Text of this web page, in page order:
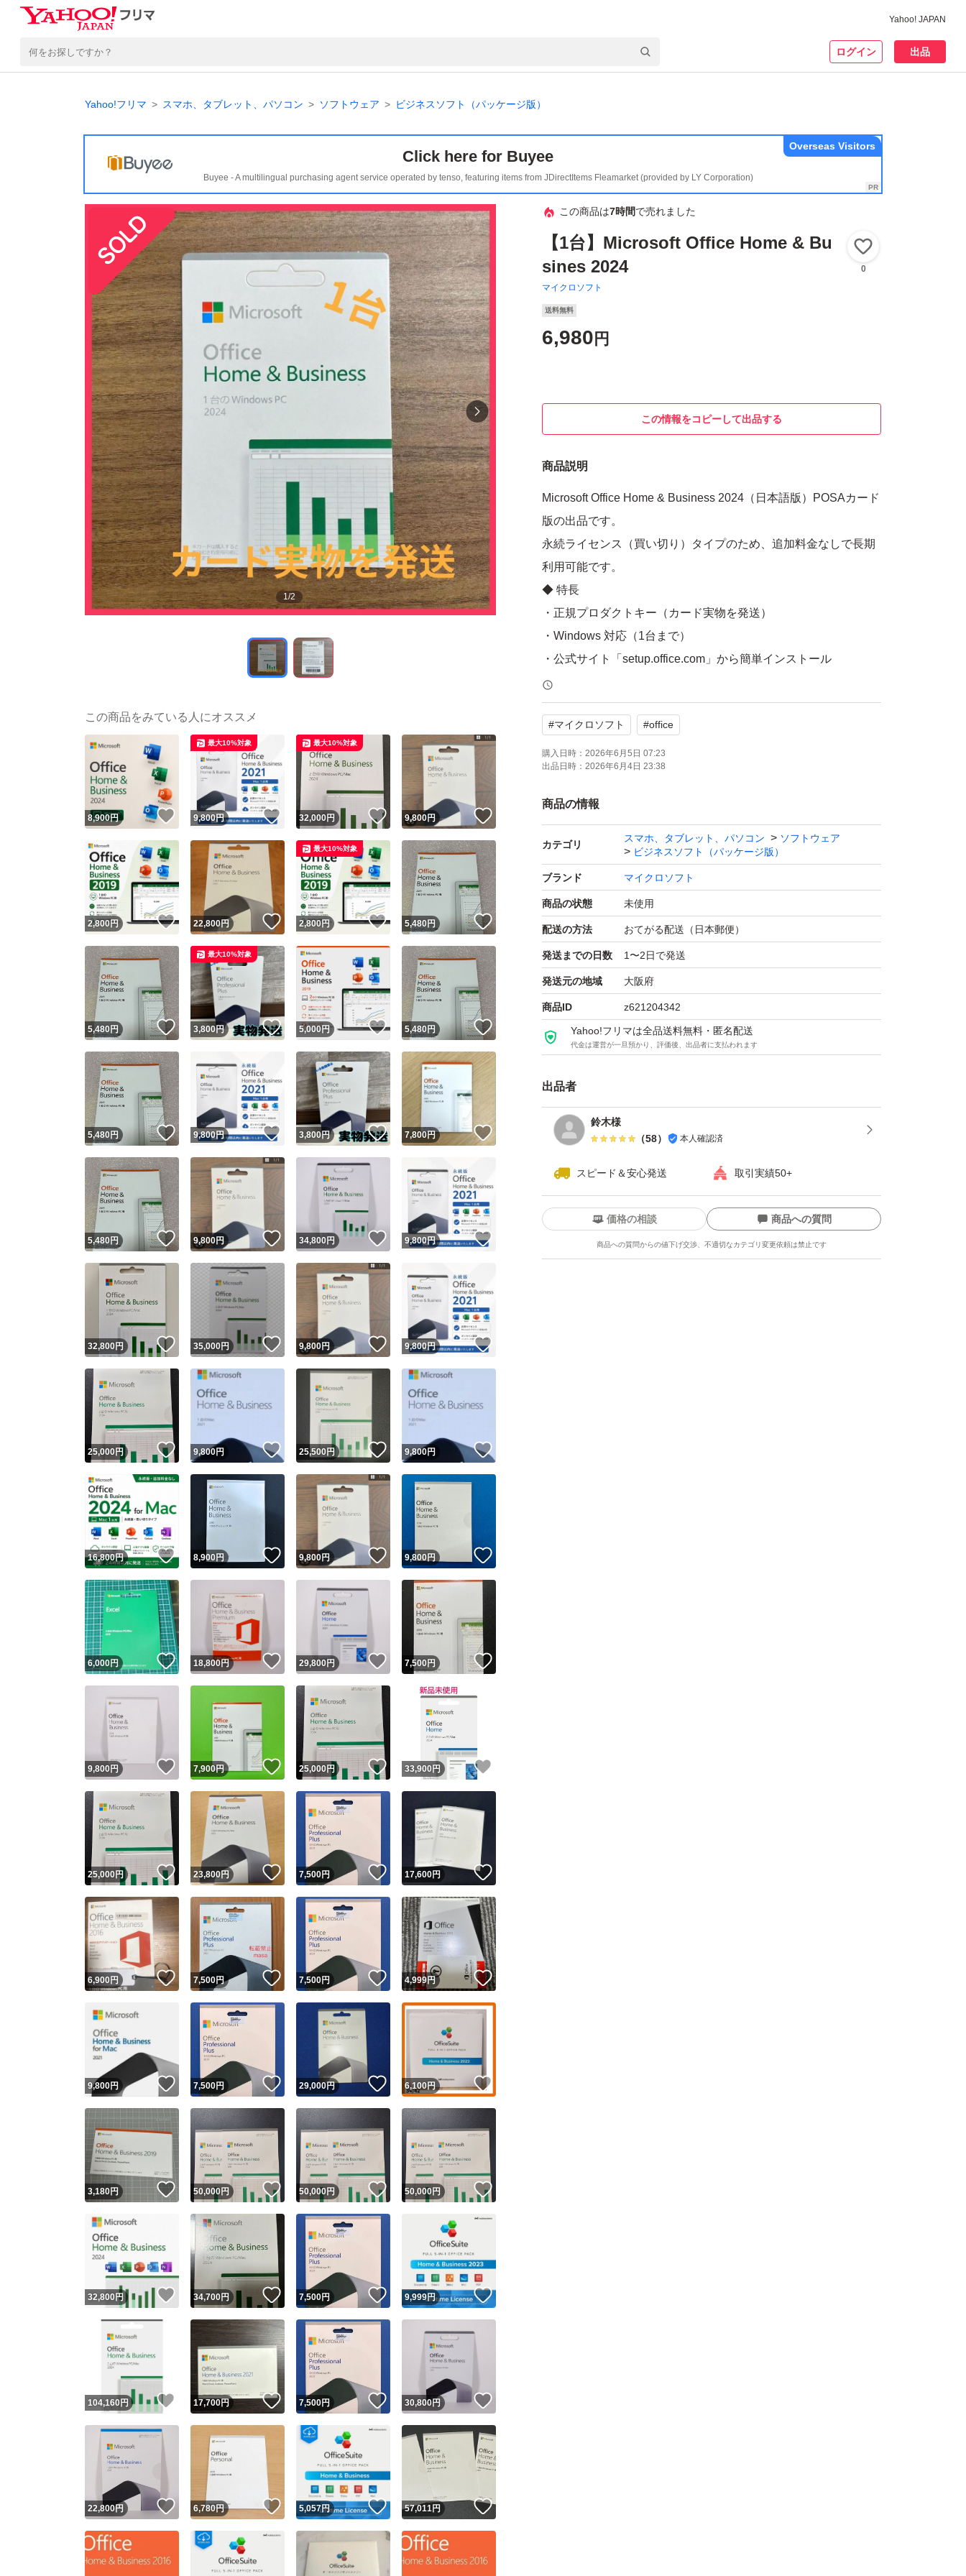
Yahoo! JAPAN
ログイン 出品
Yahoo!フリマ スマホ、タブレット、パソコン ソフトウェア ビジネスソフト（パッケージ版）
Click here for Buyee
Buyee - A multilingual purchasing agent service operated by tenso, featuring items from JDirectItems Fleamarket (provided by LY Corporation)
Overseas Visitors
1/2
この商品は7時間で売れました
【1台】Microsoft Office Home & Bu
sines 2024
マイクロソフト
0
送料無料
6,980 円
この情報をコピーして出品する
商品説明
Microsoft Office Home & Business 2024（日本語版）POSAカード
版の出品です。
永続ライセンス（買い切り）タイプのため、追加料金なしで長期
利用可能です。
◆ 特長
・正規プロダクトキー（カード実物を発送）
・Windows 対応（1台まで）
・公式サイト「setup.office.com」から簡単インストール
・電話認証のみに対応 ※専用サポートにより、自動認証システ
ムを利用してスムーズに認証可能（お客様ご自身での電話対応は
不要です）
・再インストール可能
◆ 内容物
・未使用未開封 POSAカード（写真のカードを発送します）
◆ 発送・サポート
お支払い確認後、24時間以内に発送いたします。
インストール・認証完了まで丁寧にサポートいたしますので、初
めての方もご安心ください。
※すり替え防止のため、購入後の返品・返金はご遠慮ください。
即購入OKです。よろしくお願いいたします。
#MicrosoftOffice
#Office2024
#OfficeHomeBusiness2024
#POSAカード
#永続ライセンス
#買い切り
#カード版
#未使用未開封
#Windows
#Mac
#日本語版
#マイクロソフト #office
購入日時： 2026年6月5日 07:23
出品日時： 2026年6月4日 23:38
商品の情報
カテゴリ
スマホ、タブレット、パソコン
ソフトウェア
ビジネスソフト（パッケージ版）
ブランド マイクロソフト
商品の状態 未使用
配送の方法 おてがる配送（日本郵便）
発送までの日数 1〜2日で発送
発送元の地域 大阪府
商品ID z621204342
Yahoo!フリマは全品送料無料・匿名配送
代金は運営が一旦預かり、評価後、出品者に支払われます
出品者
鈴木様
（58） 本人確認済
スピード＆安心発送 取引実績50+
ユーザーの実績について
Yahoo!フリマが定めた一定の基準を満たしたユーザーにバッジを付与しています
安心取引出品者
Yahoo!フリマの基準をクリアした安心・安全なユーザーです
取引実績
取引実績◯+ このユーザーはYahoo!フリマの取引を完了させた実績があります
他フリマ実績◯+ このユーザーは他フリマサービスでの取引実績があります
スピード&安心発送
※このバッジは実績に基づく表示であり、発送を保証しているものではありません
スピード＆安心発送
このユーザーは高頻度で24時間以内＆設定した発送日数内に発送してい
スピード発送 このユーザーは高頻度で24時間以内に発送しています
安心発送 このユーザーは設定した発送日数内に発送しています
価格の相談 商品への質問
商品への質問からの値下げ交渉、不適切なカテゴリ変更依頼は禁止です
この商品の情報をコピーします
商品画像の 無断転載は禁止されています
コピーは1商品につき1回です
出品ページへ
キャンセル
この商品をみている人にオススメ
8,900円 いいね！
9,800円 いいね！
最大10%対象
32,000円 いいね！
最大10%対象
9,800円
2,800円 いいね！
22,800円 いいね！
2,800円 いいね！
最大10%対象
5,480円 いいね！
5,480円 いいね！
3,800円 いいね！
最大10%対象
5,000円 いいね！
5,480円 いいね！
5,480円 いいね！
9,800円 いいね！
3,800円 いいね！
7,800円
5,480円 いいね！
9,800円 いいね！
34,800円 いいね！
9,800円
32,800円 いいね！
35,000円 いいね！
9,800円 いいね！
9,800円
25,000円 いいね！
9,800円 いいね！
25,500円 いいね！
9,800円
16,800円 いいね！
8,900円 いいね！
9,800円 いいね！
9,800円
6,000円 いいね！
18,800円 いいね！
29,800円 いいね！
7,500円
9,800円 いいね！
7,900円 いいね！
25,000円 いいね！
33,900 円
25,000円 いいね！
23,800円 いいね！
7,500円 いいね！
17,600円
6,900 円 いいね！
7,500円 いいね！
7,500円 いいね！
4,999円 いいね！
9,800円 いいね！
7,500円 いいね！
29,000円 いいね！
6,100円
3,180円 いいね！
50,000円 いいね！
50,000円 いいね！
50,000円
32,800 円 いいね！
34,700円 いいね！
7,500円 いいね！
9,999円 いいね！
104,160円 いいね！
17,700円 いいね！
7,500円 いいね！
30,800円
22,800円 いいね！
6,780円 いいね！
5,057円 いいね！
57,011円 いいね！